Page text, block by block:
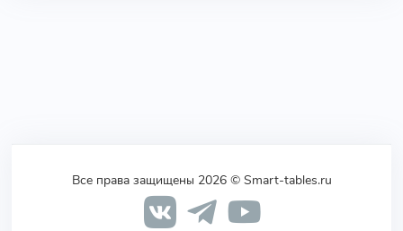
Все права защищены 2026 © Smart-tables.ru